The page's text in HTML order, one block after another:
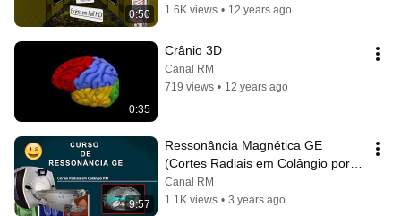
0:50
1.6K views • 12 years ago
0:35
Crânio 3D
Canal RM
719 views • 12 years ago
9:57
Ressonância Magnética GE
(Cortes Radiais em Colângio por
Ressonância)
Canal RM
1.1K views • 3 years ago